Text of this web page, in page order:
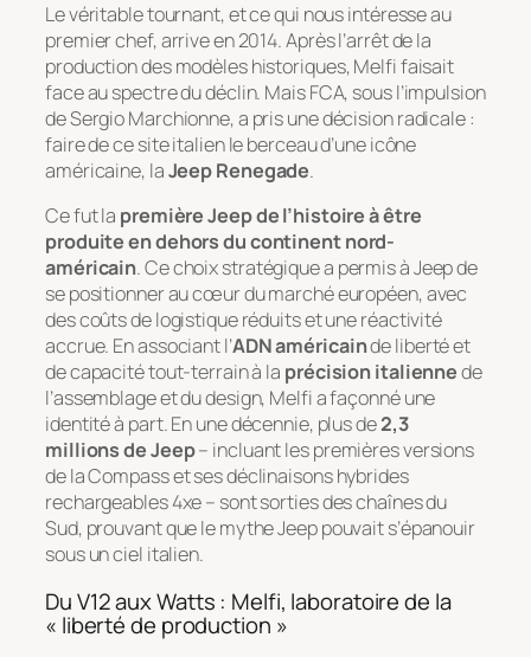
Le véritable tournant, et ce qui nous intéresse au
premier chef, arrive en 2014. Après l’arrêt de la
production des modèles historiques, Melfi faisait
face au spectre du déclin. Mais FCA, sous l’impulsion
de Sergio Marchionne, a pris une décision radicale :
faire de ce site italien le berceau d’une icône
américaine, laJeep Renegade.
Ce fut la première Jeep de l’histoire à être
produite en dehors du continent nord-
américain. Ce choix stratégique a permis à Jeep de
se positionner au cœur du marché européen, avec
des coûts de logistique réduits et une réactivité
accrue. En associant l’ADN américainde liberté et
de capacité tout-terrain à la précision italiennede
l’assemblage et du design, Melfi a façonné une
identité à part. En une décennie, plus de2,3
millions de Jeep– incluant les premières versions
de la Compass et ses déclinaisons hybrides
rechargeables 4xe – sont sorties des chaînes du
Sud, prouvant que le mythe Jeep pouvait s’épanouir
sous un ciel italien.
Du V12 aux Watts : Melfi, laboratoire de la
« liberté de production »